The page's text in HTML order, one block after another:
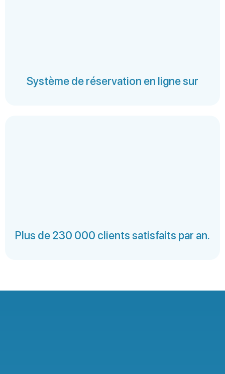
Système de réservation en ligne sur
Plus de 230 000 clients satisfaits par an.